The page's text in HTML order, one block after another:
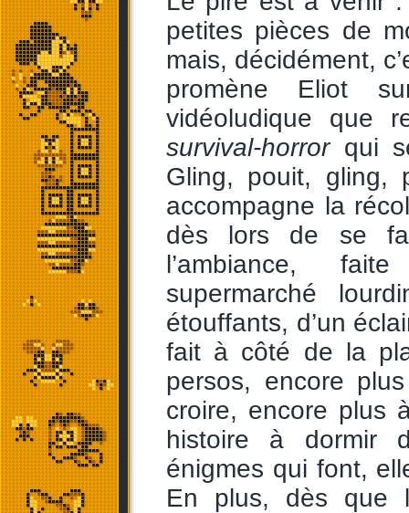
petites pièces de
mais, décidément,
promène Eliot
vidéoludique que
survival-horrorqui
Gling, pouit, gling,
accompagne la
dès lors de se
l’ambiance,
supermarché
étouffants, d’un
fait à côté de la
persos, encore
croire, encore plus
histoire à dormir
énigmes qui font,
En plus, dès que